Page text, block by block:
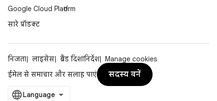
Google Cloud Platform
सारे प्रॉडक्ट
निजता लाइसेंस ब्रैंड दिशानिर्देश
Manage cookies
ईमेल से समाचार और सलाह पाएं
सदस्य बनें